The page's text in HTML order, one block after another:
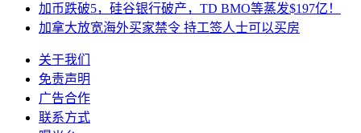
加币跌破5，硅谷银行破产，TD BMO等蒸发$197亿！
加拿大放宽海外买家禁令 持工签人士可以买房
关于我们
免责声明
广告合作
联系方式